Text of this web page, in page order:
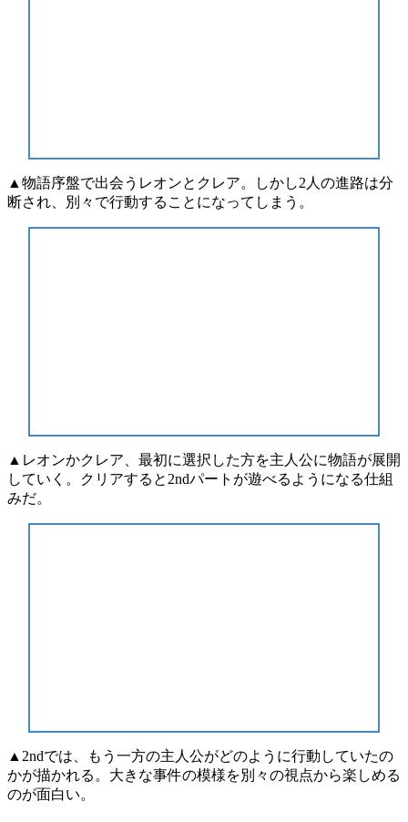
▲物語序盤で出会うレオンとクレア。しかし2人の進路は分
断され、別々で行動することになってしまう。
▲レオンかクレア、最初に選択した方を主人公に物語が展開
していく。クリアすると2ndパートが遊べるようになる仕組
みだ。
▲2ndでは、もう一方の主人公がどのように行動していたの
かが描かれる。大きな事件の模様を別々の視点から楽しめる
のが面白い。